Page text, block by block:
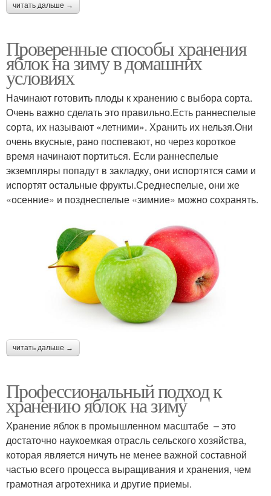
читать дальше →
Проверенные способы хранения
яблок на зиму в домашних
условиях
Начинают готовить плоды к хранению с выбора сорта.
Очень важно сделать это правильно.Есть раннеспелые
сорта, их называют «летними». Хранить их нельзя.Они
очень вкусные, рано поспевают, но через короткое
время начинают портиться. Если раннеспелые
экземпляры попадут в закладку, они испортятся сами и
испортят остальные фрукты.Среднеспелые, они же
«осенние» и позднеспелые «зимние» можно сохранять.
читать дальше →
Профессиональный подход к
хранению яблок на зиму
Хранение яблок в промышленном масштабе – это
достаточно наукоемкая отрасль сельского хозяйства,
которая является ничуть не менее важной составной
частью всего процесса выращивания и хранения, чем
грамотная агротехника и другие приемы.